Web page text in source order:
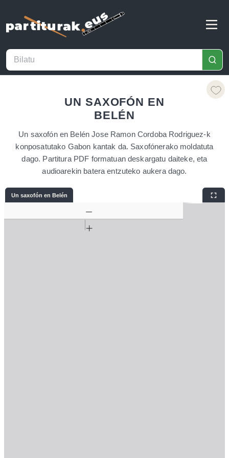
UN SAXOFÓN EN
BELÉN
Un saxofón en Belén Jose Ramon Cordoba Rodriguez-k
konposatutako Gabon kantak da. Saxofónerako moldatuta
dago. Partitura PDF formatuan deskargatu daiteke, eta
audioarekin batera entzuteko aukera dago.
Un saxofón en Belén